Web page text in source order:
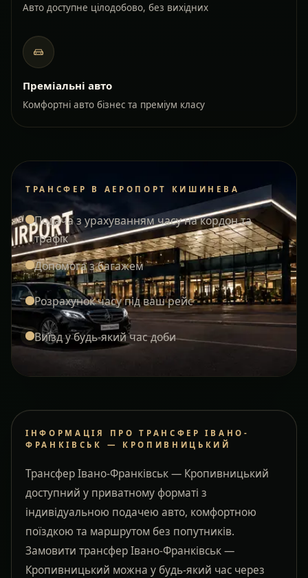
Авто доступне цілодобово, без вихідних
Преміальні авто
Комфортні авто бізнес та преміум класу
ТРАНСФЕР В АЕРОПОРТ КИШИНЕВА
Подача з урахуванням часу на кордон та
трафік
Допомога з багажем
Розрахунок часу під ваш рейс
Виїзд у будь-який час доби
ІНФОРМАЦІЯ ПРО ТРАНСФЕР ІВАНО-
ФРАНКІВСЬК — КРОПИВНИЦЬКИЙ
Трансфер Івано-Франківськ — Кропивницький
доступний у приватному форматі з
індивідуальною подачею авто, комфортною
поїздкою та маршрутом без попутників.
Замовити трансфер Івано-Франківськ —
Кропивницький можна у будь-який час через